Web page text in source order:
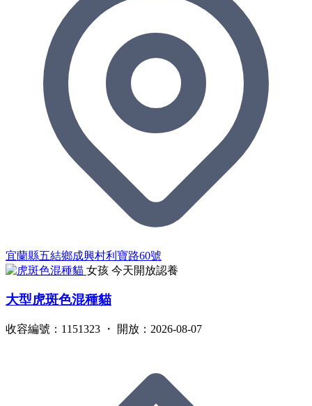
宜蘭縣五結鄉成興村利寶路60號
女孩 今天開放認養
大型虎斑色混種貓
收容編號：1151323 ・ 開放：2026-08-07